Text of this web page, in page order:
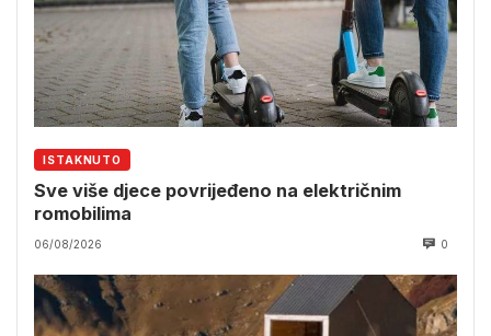
ISTAKNUTO
Sve više djece povrijeđeno na električnim
romobilima
06/08/2026 0